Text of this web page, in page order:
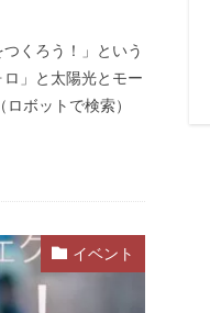
くろう！」という
」と太陽光とモー
ボットで検索）
イベント